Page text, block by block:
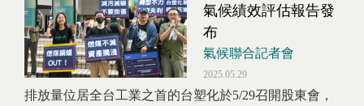
氣候績效評估報告發
布
氣候聯合記者會
2025.05.29
排放量位居全台工業之首的台塑化於5/29召開股東會，